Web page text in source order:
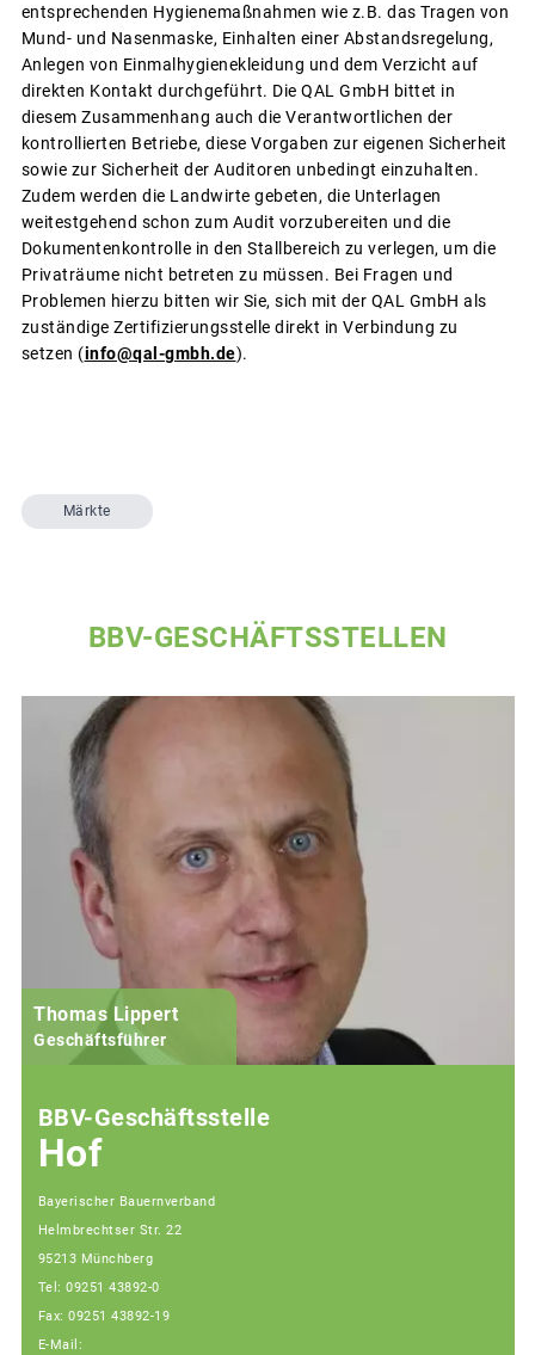
entsprechenden Hygienemaßnahmen wie z.B. das Tragen von
Mund- und Nasenmaske, Einhalten einer Abstandsregelung,
Anlegen von Einmalhygienekleidung und dem Verzicht auf
direkten Kontakt durchgeführt. Die QAL GmbH bittet in
diesem Zusammenhang auch die Verantwortlichen der
kontrollierten Betriebe, diese Vorgaben zur eigenen Sicherheit
sowie zur Sicherheit der Auditoren unbedingt einzuhalten.
Zudem werden die Landwirte gebeten, die Unterlagen
weitestgehend schon zum Audit vorzubereiten und die
Dokumentenkontrolle in den Stallbereich zu verlegen, um die
Privaträume nicht betreten zu müssen. Bei Fragen und
Problemen hierzu bitten wir Sie, sich mit der QAL GmbH als
zuständige Zertifizierungsstelle direkt in Verbindung zu
setzen (info@qal-gmbh.de).
Märkte
BBV-GESCHÄFTSSTELLEN
Thomas Lippert
Geschäftsführer
BBV-Geschäftsstelle
Hof
Bayerischer Bauernverband
Helmbrechtser Str. 22
95213 Münchberg
Tel: 09251 43892-0
Fax: 09251 43892-19
E-Mail: